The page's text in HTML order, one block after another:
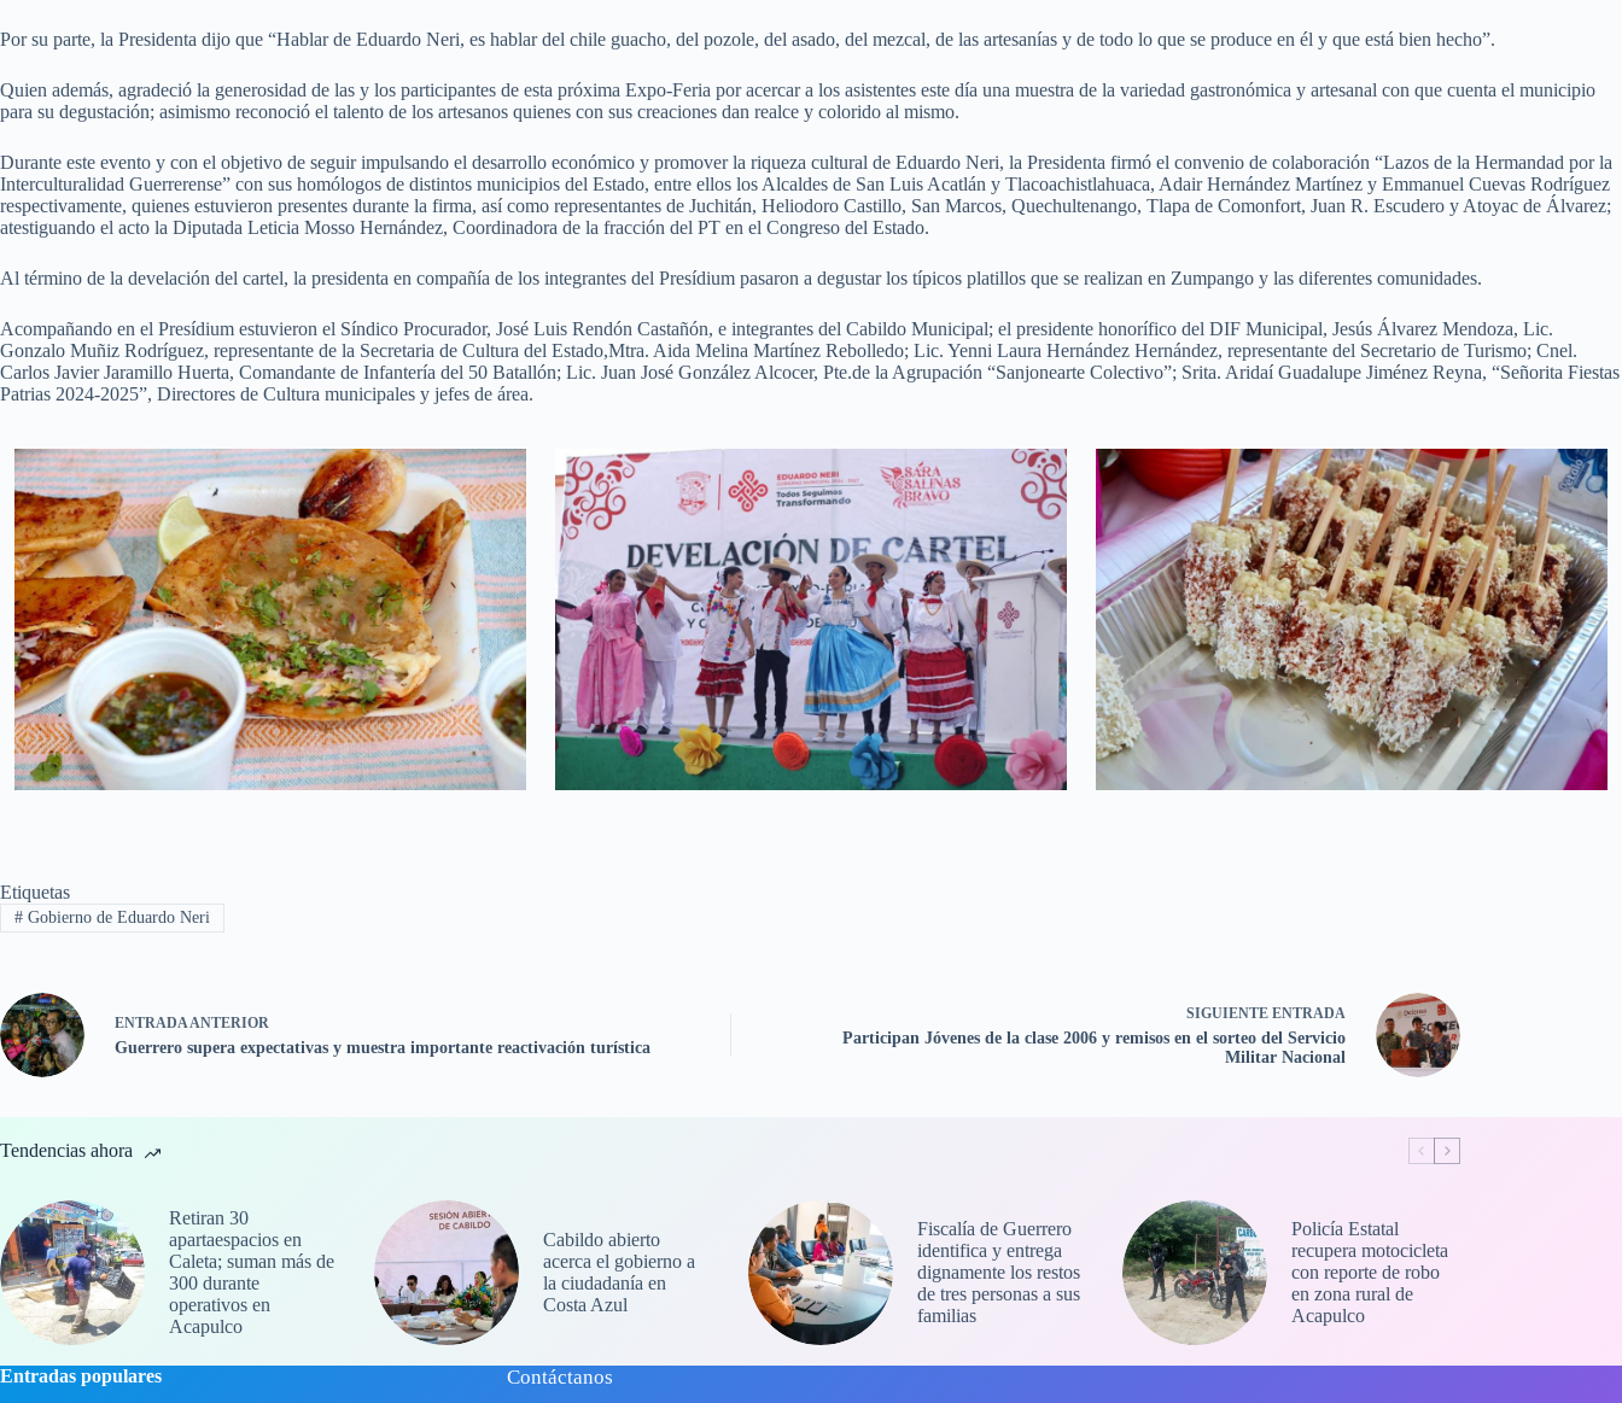
Por su parte, la Presidenta dijo que “Hablar de Eduardo Neri, es hablar del chile guacho, del pozole, del asado, del mezcal, de las artesanías y de todo lo que se produce en él y que está bien hecho”.
Quien además, agradeció la generosidad de las y los participantes de esta próxima Expo-Feria por acercar a los asistentes este día una muestra de la variedad gastronómica y artesanal con que cuenta el municipio
para su degustación; asimismo reconoció el talento de los artesanos quienes con sus creaciones dan realce y colorido al mismo.
Durante este evento y con el objetivo de seguir impulsando el desarrollo económico y promover la riqueza cultural de Eduardo Neri, la Presidenta firmó el convenio de colaboración “Lazos de la Hermandad por la
Interculturalidad Guerrerense” con sus homólogos de distintos municipios del Estado, entre ellos los Alcaldes de San Luis Acatlán y Tlacoachistlahuaca, Adair Hernández Martínez y Emmanuel Cuevas Rodríguez
respectivamente, quienes estuvieron presentes durante la firma, así como representantes de Juchitán, Heliodoro Castillo, San Marcos, Quechultenango, Tlapa de Comonfort, Juan R. Escudero y Atoyac de Álvarez;
atestiguando el acto la Diputada Leticia Mosso Hernández, Coordinadora de la fracción del PT en el Congreso del Estado.
Al término de la develación del cartel, la presidenta en compañía de los integrantes del Presídium pasaron a degustar los típicos platillos que se realizan en Zumpango y las diferentes comunidades.
Acompañando en el Presídium estuvieron el Síndico Procurador, José Luis Rendón Castañón, e integrantes del Cabildo Municipal; el presidente honorífico del DIF Municipal, Jesús Álvarez Mendoza, Lic.
Gonzalo Muñiz Rodríguez, representante de la Secretaria de Cultura del Estado,Mtra. Aida Melina Martínez Rebolledo; Lic. Yenni Laura Hernández Hernández, representante del Secretario de Turismo; Cnel.
Carlos Javier Jaramillo Huerta, Comandante de Infantería del 50 Batallón; Lic. Juan José González Alcocer, Pte.de la Agrupación “Sanjonearte Colectivo”; Srita. Aridaí Guadalupe Jiménez Reyna, “Señorita Fiestas
Patrias 2024-2025”, Directores de Cultura municipales y jefes de área.
Etiquetas
#Gobierno de Eduardo Neri
ENTRADAANTERIOR
Guerrero supera expectativas y muestra importante reactivación turística
SIGUIENTE ENTRADA
Participan Jóvenes de la clase 2006 y remisos en el sorteo del Servicio
Militar Nacional
Tendencias ahora
Retiran 30
apartaespacios en
Caleta; suman más de
300 durante
operativos en
Acapulco
Cabildo abierto
acerca el gobierno a
la ciudadanía en
Costa Azul
Fiscalía de Guerrero
identifica y entrega
dignamente los restos
de tres personas a sus
familias
Policía Estatal
recupera motocicleta
con reporte de robo
en zona rural de
Acapulco
Entradas populares Contáctanos